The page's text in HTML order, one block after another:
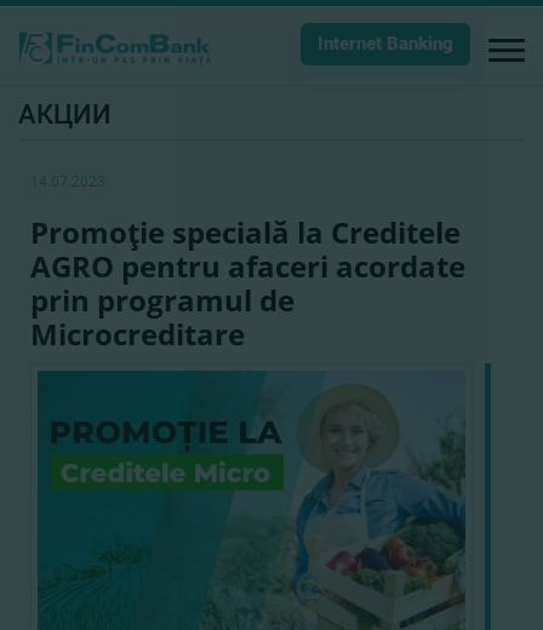
Internet Banking
АКЦИИ
14.07.2023
Promoţie specială la Creditele
AGRO pentru afaceri acordate
prin programul de
Microcreditare